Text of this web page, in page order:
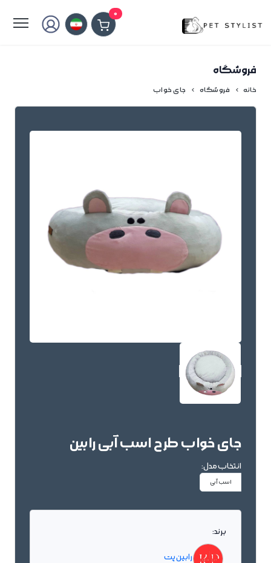
0
فروشگاه
خانه فروشگاه جای خواب
جای خواب طرح اسب آبی رابین
انتخاب مدل:
اسب آبی
برند:
رابین پت